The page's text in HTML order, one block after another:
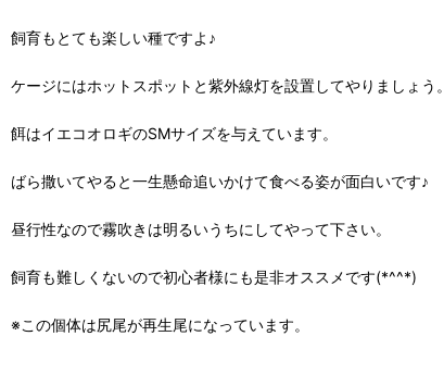
飼育もとても楽しい種ですよ♪
ケージにはホットスポットと紫外線灯を設置してやりましょう。
餌はイエコオロギのSMサイズを与えています。
ばら撒いてやると一生懸命追いかけて食べる姿が面白いです♪
昼行性なので霧吹きは明るいうちにしてやって下さい。
飼育も難しくないので初心者様にも是非オススメです(*^^*)
※この個体は尻尾が再生尾になっています。